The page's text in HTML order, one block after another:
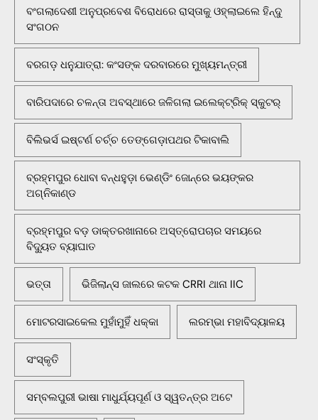
ବଂଗଲାଦେଶୀ ଅନୁପ୍ରବେଶ ବିରୋଧରେ ରାସ୍ତାକୁ ଓହ୍ଲାଇଲେ ହିନ୍ଦୁ
ସଂଗଠନ
ବରଗଡ଼ ଧନୁଯାତ୍ରା: କଂସଙ୍କ ଦରବାରରେ ମୁଖ୍ୟମନ୍ତ୍ରୀ
ବାରିପଦାରେ ଚଳନ୍ତା ଅବସ୍ଥାରେ ଜଳିଗଲା ଇଲେକ୍ଟ୍ରିକ୍ ସ୍କୁଟର୍
ବିଲିଭର୍ସ ଇଷ୍ଟର୍ଣ ଚର୍ଚ୍ଚ ତେଙ୍ଗେଡ଼ାପଥର ଟିକାବାଲି
ବ୍ରହ୍ମପୁର ଧୋବା ବନ୍ଧହୁଡ଼ା ଭେଣ୍ଡିଂ ଜୋନ୍‌ରେ ଭୟଙ୍କର
ଅଗ୍ନିକାଣ୍ଡ
ବ୍ରହ୍ମପୁର ବଡ଼ ଡାକ୍ତରଖାନାରେ ଅସ୍ତ୍ରୋପଚାର ସମୟରେ
ବିଦ୍ୟୁତ ବ୍ୟାଘାତ
ଭତ୍ତା ଭିଜିଲାନ୍ସ ଜାଲରେ କଟକ CRRI ଥାନା IIC
ମୋଟରସାଇକେଲ ମୁହାଁମୁହିଁ ଧକ୍କା ଲରମ୍ଭା ମହାବିଦ୍ୟାଳୟ
ସଂସ୍କୃତି
ସମ୍ବଲପୁରୀ ଭାଷା ମାଧୁର୍ଯ୍ୟପୂର୍ଣ ଓ ସ୍ୱତନ୍ତ୍ର ଅଟେ